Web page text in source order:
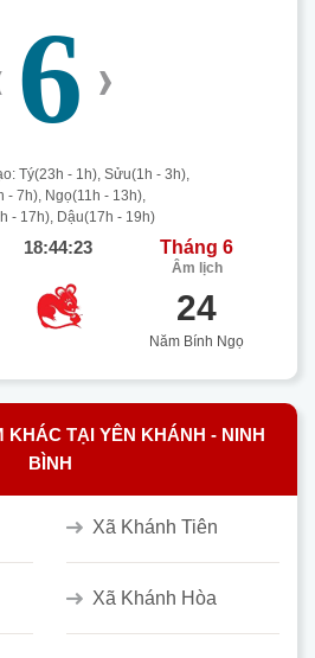
6 ›
Tý(23h - 1h), Sửu(1h - 3h),
- 7h), Ngọ(11h - 13h),
- 17h), Dậu(17h - 19h)
18:44:23 Tháng 6
Âm lịch
24
Năm Bính Ngọ
TẠI YÊN KHÁNH - NINH
BÌNH
Xã Khánh Tiên
Xã Khánh Hòa